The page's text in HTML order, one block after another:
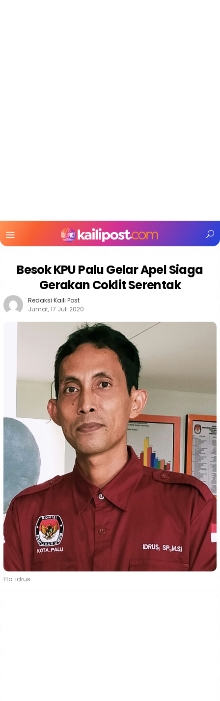
Mobile
Besok KPU Palu Gelar Apel Siaga
Gerakan Coklit Serentak
Redaksi Kaili Post
Jumat, 17 Juli 2020
Fto: idrus